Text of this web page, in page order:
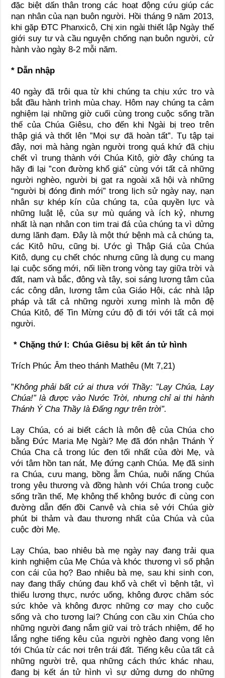
đặc biệt dấn thân trong các hoạt động cứu giúp các
nạn nhân của nạn buôn người. Hồi tháng 9 năm 2013,
khi gặp ĐTC Phanxicô, Chị xin ngài thiết lập Ngày thế
giới suy tư và cầu nguyện chống nạn buôn người, cử
hành vào ngày 8-2 mỗi năm.
* Dẫn nhập
40 ngày đã trôi qua từ khi chúng ta chịu xức tro và
bắt đầu hành trình mùa chay. Hôm nay chúng ta cảm
nghiệm lại những giờ cuối cùng trong cuộc sống trần
thế của Chúa Giêsu, cho đến khi Ngài bị treo trên
thập giá và thốt lên ”Mọi sự đã hoàn tất”. Tụ tập tại
đây, nơi mà hàng ngàn người trong quá khứ đã chịu
chết vì trung thành với Chúa Kitô, giờ đây chúng ta
hãy đi lại ”con đường khổ giá” cùng với tất cả những
người nghèo, người bị gạt ra ngoài xã hội và những
“người bị đóng đinh mới” trong lịch sử ngày nay, nạn
nhân sự khép kín của chúng ta, của quyền lực và
những luật lệ, của sự mù quáng và ích kỷ, nhưng
nhất là nạn nhân con tim trai đá của chúng ta vì dửng
dưng lãnh đạm. Đây là một thứ bệnh mà cả chúng ta,
các Kitô hữu, cũng bị. Ước gì Thập Giá của Chúa
Kitô, dụng cụ chết chóc nhưng cũng là dụng cụ mang
lại cuộc sống mới, nối liền trong vòng tay giữa trời và
đất, nam và bắc, đông và tây, soi sáng lương tâm của
các công dân, lương tâm của Giáo Hội, các nhà lập
pháp và tất cả những người xưng mình là môn đệ
Chúa Kitô, để Tin Mừng cứu độ đi tới với tất cả mọi
người.
* Chặng thứ I: Chúa Giêsu bị kết án tử hình
Trích Phúc Âm theo thánh Mathêu (Mt 7,21)
”Không phải bất cứ ai thưa với Thầy: ”Lạy Chúa, Lạy
Chúa!” là được vào Nước Trời, nhưng chỉ ai thi hành
Thánh Ý Cha Thầy là Đấng ngự trên trời”.
Lạy Chúa, có ai biết cách là môn đệ của Chúa cho
bằng Đức Maria Mẹ Ngài? Mẹ đã đón nhận Thánh Ý
Chúa Cha cả trong lúc đen tối nhất của đời Mẹ, và
với tâm hồn tan nát, Mẹ đứng cạnh Chúa. Mẹ đã sinh
ra Chúa, cưu mang, bồng ẵm Chúa, nuôi nấng Chúa
trong yêu thương và đồng hành với Chúa trong cuộc
sống trần thế, Mẹ không thể không bước đi cùng con
đường dẫn đến đồi Canvê và chia sẻ với Chúa giờ
phút bi thảm và đau thương nhất của Chúa và của
cuộc đời Mẹ.
Lạy Chúa, bao nhiêu bà mẹ ngày nay đang trải qua
kinh nghiệm của Mẹ Chúa và khóc thương vì số phận
con cái của họ? Bao nhiêu bà mẹ, sau khi sinh con,
nay đang thấy chúng đau khổ và chết vì bệnh tật, vì
thiếu lương thực, nước uống, không được chăm sóc
sức khỏe và không được những cơ may cho cuộc
sống và cho tương lai? Chúng con cầu xin Chúa cho
những người đang nắm giữ vai trò trách nhiệm, để họ
lắng nghe tiếng kêu của người nghèo đang vọng lên
tới Chúa từ các nơi trên trái đất. Tiếng kêu của tất cả
những người trẻ, qua những cách thức khác nhau,
đang bị kết án tử hình vì sự dửng dưng do những